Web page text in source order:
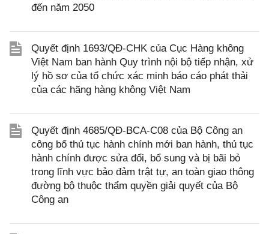
đến năm 2050
Quyết định 1693/QĐ-CHK của Cục Hàng không
Việt Nam ban hành Quy trình nội bộ tiếp nhận, xử
lý hồ sơ của tổ chức xác minh báo cáo phát thải
của các hãng hàng không Việt Nam
Quyết định 4685/QĐ-BCA-C08 của Bộ Công an
công bố thủ tục hành chính mới ban hành, thủ tục
hành chính được sửa đổi, bổ sung và bị bãi bỏ
trong lĩnh vực bảo đảm trật tự, an toàn giao thông
đường bộ thuộc thẩm quyền giải quyết của Bộ
Công an